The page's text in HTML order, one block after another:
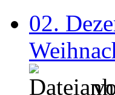
02.